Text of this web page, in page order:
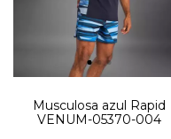
Musculosa azul Rapid
VENUM-05370-004